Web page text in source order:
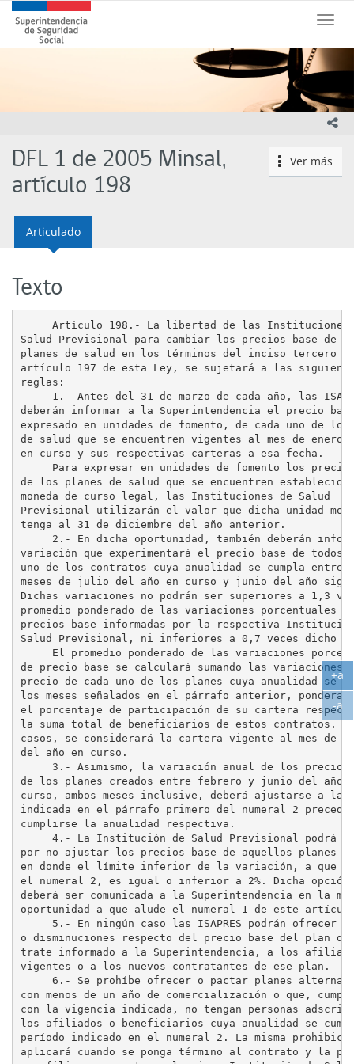
principal
Toggle
Superintendencia
de
Seguridad
Gobierno
Chile
icono
Ver más
DFL 1 de 2005 Minsal,
artículo 198
Articulado
Texto
Artículo 198.- La libertad de las
Salud Previsional para cambiar los precios base
planes de salud en los términos del inciso
artículo 197 de esta Ley, se sujetará a las
reglas:
1.- Antes del 31 de marzo de cada año, las
deberán informar a la Superintendencia el precio
expresado en unidades de fomento, de cada uno de los
de salud que se encuentren vigentes al mes de enero
en curso y sus respectivas carteras a esa fecha.
Para expresar en unidades de fomento los
de los planes de salud que se encuentren
moneda de curso legal, las Instituciones de Salud
Previsional utilizarán el valor que dicha unidad
tenga al 31 de diciembre del año anterior.
2.- En dicha oportunidad, también deberán
variación que experimentará el precio base de todos
uno de los contratos cuya anualidad se cumpla entre
meses de julio del año en curso y junio del año
Dichas variaciones no podrán ser superiores a 1,3
promedio ponderado de las variaciones porcentuales
precios base informadas por la respectiva
Salud Previsional, ni inferiores a 0,7 veces dicho
El promedio ponderado de las variaciones
de precio base se calculará sumando las variaciones
precio de cada uno de los planes cuya anualidad se
los meses señalados en el párrafo anterior,
el porcentaje de participación de su cartera
la suma total de beneficiarios de estos contratos. En
casos, se considerará la cartera vigente al mes de
del año en curso.
3.- Asimismo, la variación anual de los precios
de los planes creados entre febrero y junio del año
curso, ambos meses inclusive, deberá ajustarse a la
indicada en el párrafo primero del numeral 2
cumplirse la anualidad respectiva.
4.- La Institución de Salud Previsional podrá
por no ajustar los precios base de aquellos planes
en donde el límite inferior de la variación, a que
el numeral 2, es igual o inferior a 2%. Dicha opción
deberá ser comunicada a la Superintendencia en la
oportunidad a que alude el numeral 1 de este
5.- En ningún caso las ISAPRES podrán ofrecer
o disminuciones respecto del precio base del plan de
trate informado a la Superintendencia, a los
vigentes o a los nuevos contratantes de ese plan.
6.- Se prohíbe ofrecer o pactar planes
con menos de un año de comercialización o que,
con la vigencia indicada, no tengan personas
los afiliados o beneficiarios cuya anualidad se
período indicado en el numeral 2. La misma
aplicará cuando se ponga término al contrato y la
+a
-a